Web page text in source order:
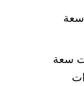
ذات سعة
وهي ذات سعة